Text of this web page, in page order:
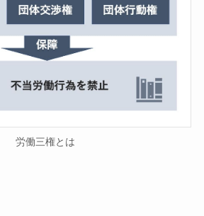
労働三権とは